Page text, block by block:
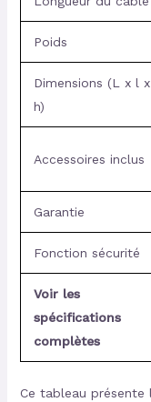
Poids
Dimensions (L x l x
h)
Accessoires inclus
Garantie
Fonction sécurité
Voir les
spécifications
complètes
Ce tableau